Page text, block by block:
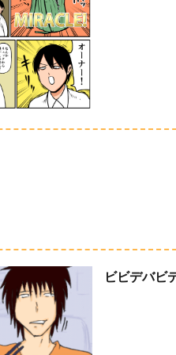
ビビデバビ